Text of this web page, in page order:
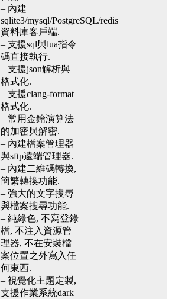
– 內建
sqlite3/mysql/PostgreSQL/redis
資料庫客戶端.
– 支援sql與lua指令
碼直接執行.
– 支援json解析與
格式化.
– 支援clang-format
格式化.
– 常用金鑰演算法
的加密與解密.
– 內建檔案管理器
與sftp遠端管理器.
– 內建二維碼轉換,
簡繁轉換功能.
– 強大的文字搜尋
與檔案搜尋功能.
– 純綠色, 不寫登錄
檔, 不注入資源管
理器, 不在安裝檔
案位置之外寫入任
何東西.
– 視覺化主題定製,
支援作業系統dark